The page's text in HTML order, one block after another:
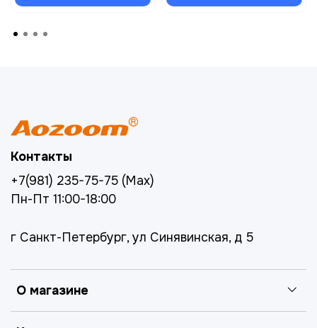
О магазине
Контакты
+7(981) 235-75-75 (Max)
Пн-Пт 11:00-18:00
г Санкт-Петербург, ул Синявинская, д 5